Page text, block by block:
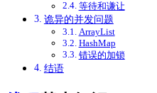
等待和谦让
诡异的并发问题
ArrayList
HashMap
错误的加锁
结语